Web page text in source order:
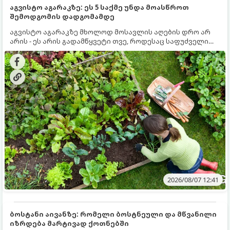
აგვისტო აგარაკზე: ეს 5 საქმე უნდა მოასწროთ
შემოდგომის დადგომამდე
აგვისტო აგარაკზე მხოლოდ მოსავლის აღების დრო არ
არის - ეს არის გადამწყვეტი თვე, როდესაც საფუძველი
ეყრება მომავალი წლის მოსავალს და ბაღი მზადდება
შემოდგომა-ზამთრის სეზონისთვის. იმისათვის, რომ
ნიადაგმა ენერგია აღიდგინოს, ხოლო მცენარეებმა
ზამთარს გაუძლონ, აგვისტოს ბოლომდე 5
მნიშვნელოვანი საქმის გაკეთება უნდა მოასწროთ:
2026/08/07 12:41
ბოსტანი აივანზე: რომელი ბოსტნეული და მწვანილი
იზრდება მარტივად ქოთნებში